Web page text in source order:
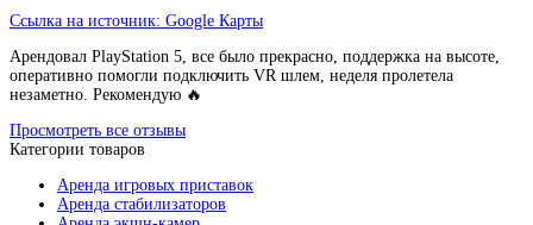
Ссылка на источник: Google Карты
Арендовал PlayStation 5, все было прекрасно, поддержка на высоте,
оперативно помогли подключить VR шлем, неделя пролетела
незаметно. Рекомендую 🔥
Просмотреть все отзывы
Категории товаров
Аренда игровых приставок
Аренда стабилизаторов